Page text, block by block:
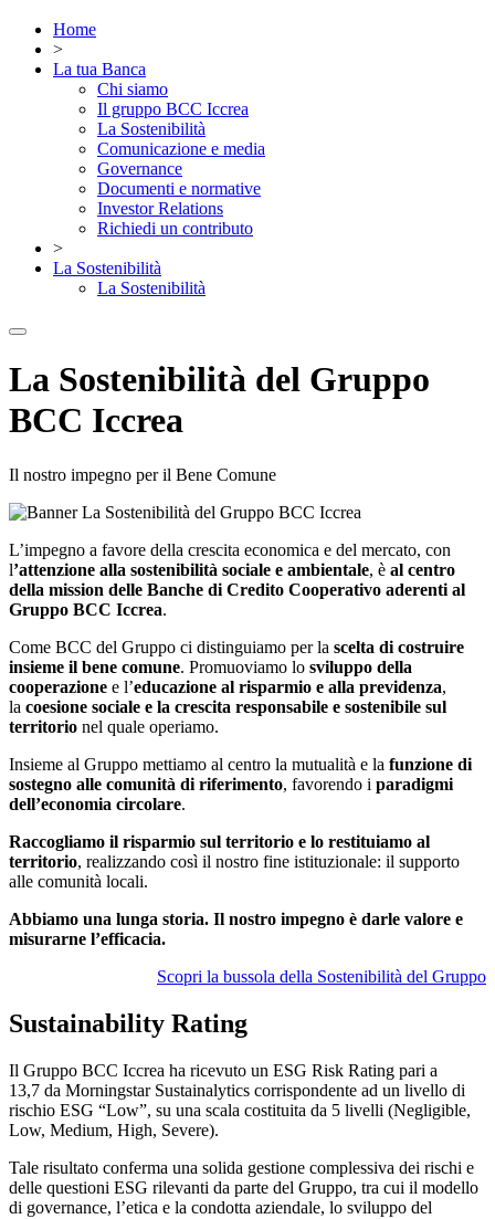
Home
>
La tua Banca
Chi siamo
Il gruppo BCC Iccrea
La Sostenibilità
Comunicazione e media
Governance
Documenti e normative
Investor Relations
Richiedi un contributo
>
La Sostenibilità
La Sostenibilità
La Sostenibilità del Gruppo
BCC Iccrea
Il nostro impegno per il Bene Comune
L’impegno a favore della crescita economica e del mercato, con
l’attenzione alla sostenibilità sociale e ambientale, è al centro
della mission delle Banche di Credito Cooperativo aderenti al
Gruppo BCC Iccrea.
Come BCC del Gruppo ci distinguiamo per la scelta di costruire
insieme il bene comune. Promuoviamo lo sviluppo della
cooperazione e l’educazione al risparmio e alla previdenza,
la coesione sociale e la crescita responsabile e sostenibile sul
territorio nel quale operiamo.
Insieme al Gruppo mettiamo al centro la mutualità e la funzione di
sostegno alle comunità di riferimento, favorendo i paradigmi
dell’economia circolare.
Raccogliamo il risparmio sul territorio e lo restituiamo al
territorio, realizzando così il nostro fine istituzionale: il supporto
alle comunità locali.
Abbiamo una lunga storia. Il nostro impegno è darle valore e
misurarne l’efficacia.
Scopri la bussola della Sostenibilità del Gruppo
Sustainability Rating
Il Gruppo BCC Iccrea ha ricevuto un ESG Risk Rating pari a
13,7 da Morningstar Sustainalytics corrispondente ad un livello di
rischio ESG “Low”, su una scala costituita da 5 livelli (Negligible,
Low, Medium, High, Severe).
Tale risultato conferma una solida gestione complessiva dei rischi e
delle questioni ESG rilevanti da parte del Gruppo, tra cui il modello
di governance, l’etica e la condotta aziendale, lo sviluppo del